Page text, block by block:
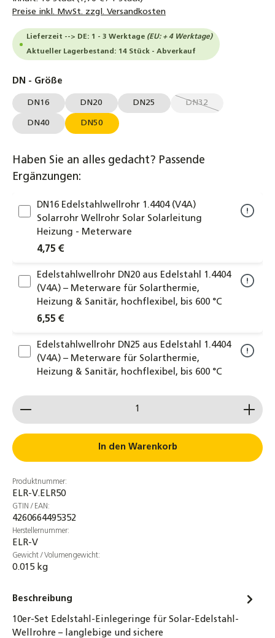
Preise inkl. MwSt. zzgl. Versandkosten
Lieferzeit --> DE: 1 - 3 Werktage (EU: + 4 Werktage)
Aktueller Lagerbestand: 14 Stück - Abverkauf
DN - Größe
DN16 DN20 DN25 DN32
(Diese Option ist
DN40 DN50
Haben Sie an alles gedacht? Passende
Ergänzungen:
DN16 Edelstahlwellrohr 1.4404 (V4A)
Solarrohr Wellrohr Solar Solarleitung
Heizung - Meterware
4,75 €
Edelstahlwellrohr DN20 aus Edelstahl 1.4404
(V4A) – Meterware für Solarthermie,
Heizung & Sanitär, hochflexibel, bis 600 °C
6,55 €
Edelstahlwellrohr DN25 aus Edelstahl 1.4404
(V4A) – Meterware für Solarthermie,
Heizung & Sanitär, hochflexibel, bis 600 °C
Dichtung bis 260°C
4er-Set 1 Zoll Überwurfmuttern DN20
Edelstahlwellrohr + Segmentringe &
Dichtung bis 260°C
6,30 €
4er-Set 3/4 Zoll Überwurfmuttern DN16
5,90 €
Edelstahl Überwurfmutter 1/2" bis 1 1/4" –
Produkt Anzahl: Gib den gewünschten Wert ein
In den Warenkorb
Produktnummer:
ELR-V.ELR50
GTIN / EAN:
4260664495352
Herstellernummer:
ELR-V
Gewicht / Volumengewicht:
0.015 kg
Beschreibung
10er-Set Edelstahl-Einlegeringe für Solar-Edelstahl-
Wellrohre – langlebige und sichere